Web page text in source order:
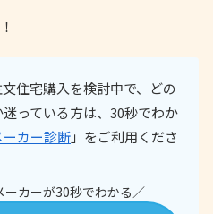
住宅購入を検討中で、どの
っている方は、30秒でわか
カー診断」をご利用くださ
カーが30秒でわかる／